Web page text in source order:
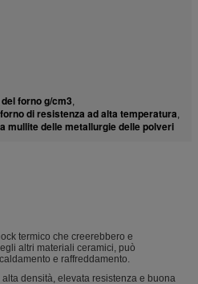
forno g/cm3,
di resistenza ad alta temperatura,
mullite delle metallurgie delle polveri
termico che creerebbero e
altri materiali ceramici, può
e raffreddamento.
densità, elevata resistenza e buona